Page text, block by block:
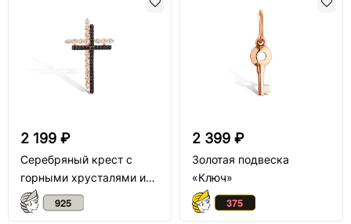
2 199 ₽
Серебряный крест с
горными хрусталями и
шпинелью
2 399 ₽
Золотая подвеска
«Ключ»